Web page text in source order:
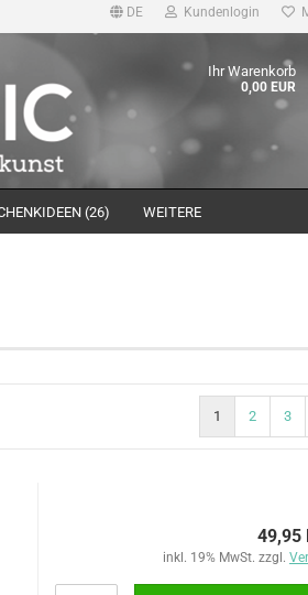
DE Kundenlogin
vergessen?
Ihr Warenkorb
0,00 EUR
(26) WEITERE
1 2 3
49,95
inkl. 19% MwSt. zzgl.